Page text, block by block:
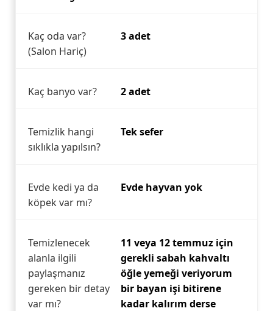
Kaç oda var?
(Salon Hariç)
3 adet
Kaç banyo var? 2 adet
Temizlik hangi
sıklıkla yapılsın?
Tek sefer
Evde kedi ya da
köpek var mı?
Evde hayvan yok
Temizlenecek
alanla ilgili
paylaşmanız
gereken bir detay
var mı?
11 veya 12 temmuz için
gerekli sabah kahvaltı
öğle yemeği veriyorum
bir bayan işi bitirene
kadar kalırım derse